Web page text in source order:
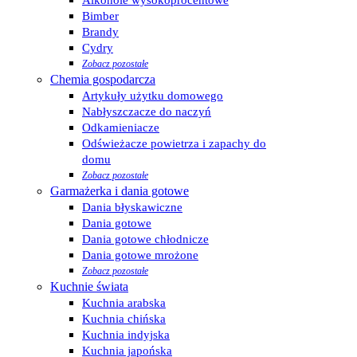
Bimber
Brandy
Cydry
Zobacz pozostałe
Chemia gospodarcza
Artykuły użytku domowego
Nabłyszczacze do naczyń
Odkamieniacze
Odświeżacze powietrza i zapachy do
domu
Zobacz pozostałe
Garmażerka i dania gotowe
Dania błyskawiczne
Dania gotowe
Dania gotowe chłodnicze
Dania gotowe mrożone
Zobacz pozostałe
Kuchnie świata
Kuchnia arabska
Kuchnia chińska
Kuchnia indyjska
Kuchnia japońska